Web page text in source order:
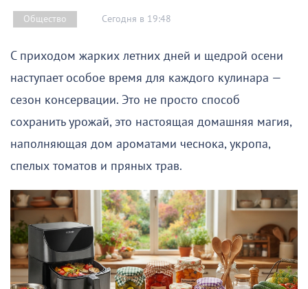
Общество Сегодня в 19:48
С приходом жарких летних дней и щедрой осени
наступает особое время для каждого кулинара —
сезон консервации. Это не просто способ
сохранить урожай, это настоящая домашняя магия,
наполняющая дом ароматами чеснока, укропа,
спелых томатов и пряных трав.